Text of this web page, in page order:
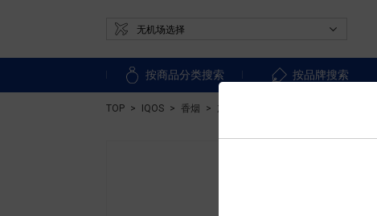
按商品分类搜索 按品牌搜索
TOP IQOS 香烟 加热式香烟